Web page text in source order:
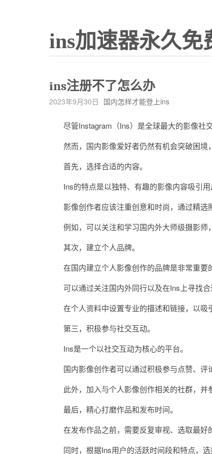
ins加速器永久免
ins注册不了怎么办
2023年9月30日 国内怎样才能登上ins
尽管Instagram（Ins）是全球最大的影像社交
然而，国内影像爱好者仍然有机会突破困境
首先，选择合适的内容。
Ins的特点是以独特、有趣的影像内容吸引用
影像创作者应该注重创意和时尚，通过精选
例如，可以关注和学习国内外大师级摄影师
其次，建立个人品牌。
在国内建立个人影像创作的品牌是非常重要
可以通过关注国内外同行以及在Ins上寻找合
在个人资料中设置专业的描述和链接，以吸
第三，积极参与社交互动。
Ins是一个以社交互动为核心的平台。
国内影像创作者可以通过积极参与点赞、评
此外，加入与个人影像创作相关的社群，并
最后，精心打磨作品和发布时间。
在发布作品之前，需要反复审视、选取最好
同时，根据Ins用户的活跃时间段和特点，选